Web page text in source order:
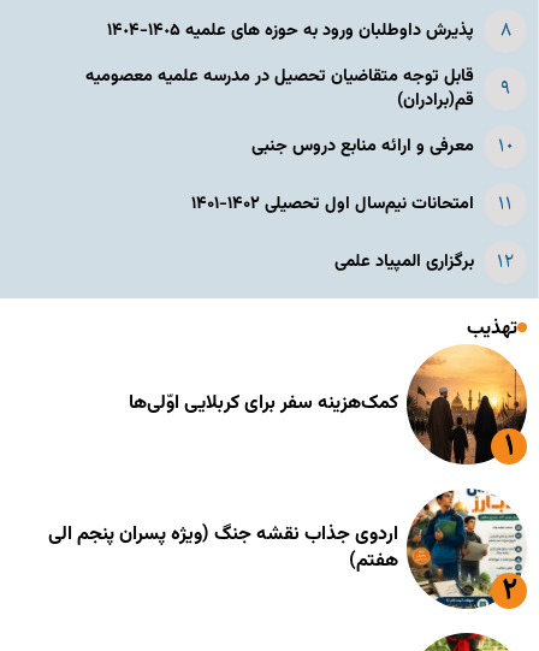
پذیرش داوطلبان ورود به حوزه های علمیه ١۴٠۵-١۴٠۴
قابل توجه متقاضیان تحصیل در مدرسه علمیه معصومیه
قم(برادران)
معرفی و ارائه منابع دروس جنبی
امتحانات نیم‌سال اول تحصیلی ۱۴۰۲-۱۴۰۱
برگزاری المپیاد علمی
تهذیب
کمک‌هزینه سفر برای کربلایی اوّلی‌ها
اردوی جذاب نقشه جنگ (ویژه پسران پنجم الی
هفتم)